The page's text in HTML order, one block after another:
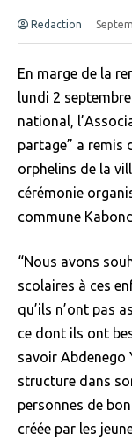
Redaction
En marge de la
lundi 2
national,
partage” a remis
orphelins de la
cérémonie
commune
“Nous avons
scolaires à ces
qu’ils n’ont pas
ce dont ils ont
savoir Abdenego
structure dans
personnes de
créée par les